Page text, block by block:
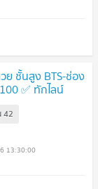
ย ชั้นสูง BTS-ช่อง
✅ ทักไลน์
42
13:30:00